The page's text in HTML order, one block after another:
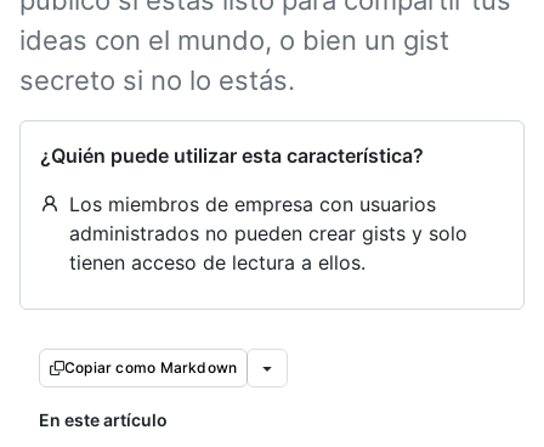
ideas con el mundo, o bien un gist
secreto si no lo estás.
¿Quién puede utilizar esta característica?
Los miembros de empresa con usuarios
administrados no pueden crear gists y solo
tienen acceso de lectura a ellos.
Copiar como Markdown
En este artículo